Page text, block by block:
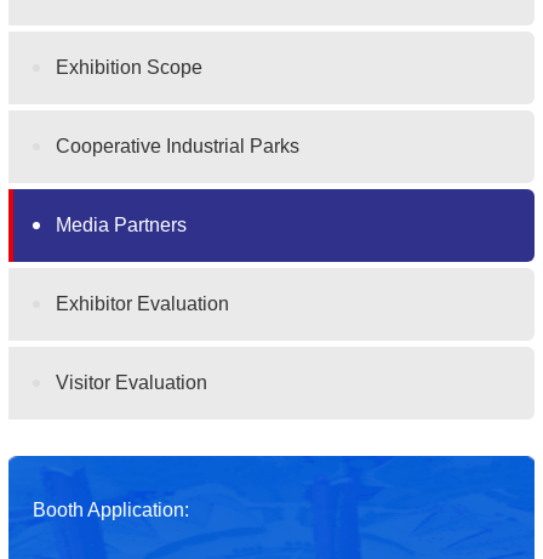
Exhibition Scope
Cooperative Industrial Parks
Media Partners
Exhibitor Evaluation
Visitor Evaluation
Booth Application: